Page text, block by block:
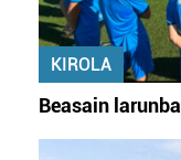
KIROLA
Beasain